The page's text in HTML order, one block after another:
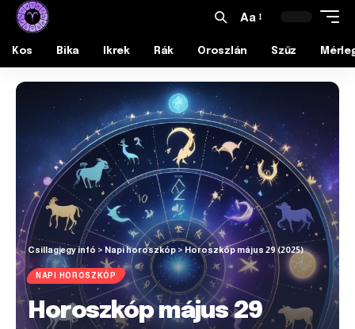
Aa
Kos Bika Ikrek Rák Oroszlán Szűz
Csillagjegy infó > Napi horoszkóp>Horoszkóp május 29 (2025)
NAPI HOROSZKÓP
Horoszkóp május 29